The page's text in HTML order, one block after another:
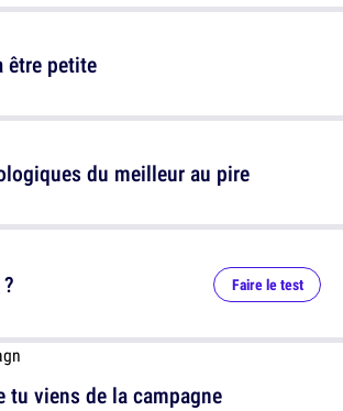
être petite
du meilleur au pire
Faire le test
tu viens de la campagne